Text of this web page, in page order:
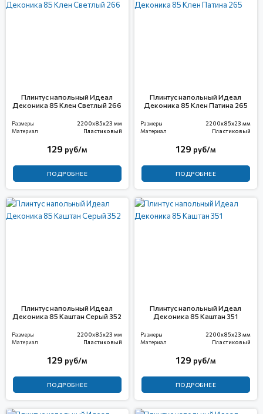
Плинтус напольный Идеал
Деконика 85 Клен Светлый 266
Размеры
2200x85x23 мм
Материал
Пластиковый
129 руб/м
ПОДРОБНЕЕ
Плинтус напольный Идеал
Деконика 85 Клен Патина 265
Размеры
2200x85x23 мм
Материал
Пластиковый
129 руб/м
ПОДРОБНЕЕ
Плинтус напольный Идеал
Деконика 85 Каштан Серый 352
Размеры
2200x85x23 мм
Материал
Пластиковый
129 руб/м
ПОДРОБНЕЕ
Плинтус напольный Идеал
Деконика 85 Каштан 351
Размеры
2200x85x23 мм
Материал
Пластиковый
129 руб/м
ПОДРОБНЕЕ